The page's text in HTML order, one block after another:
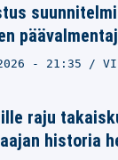
- 21:35
raju
historia